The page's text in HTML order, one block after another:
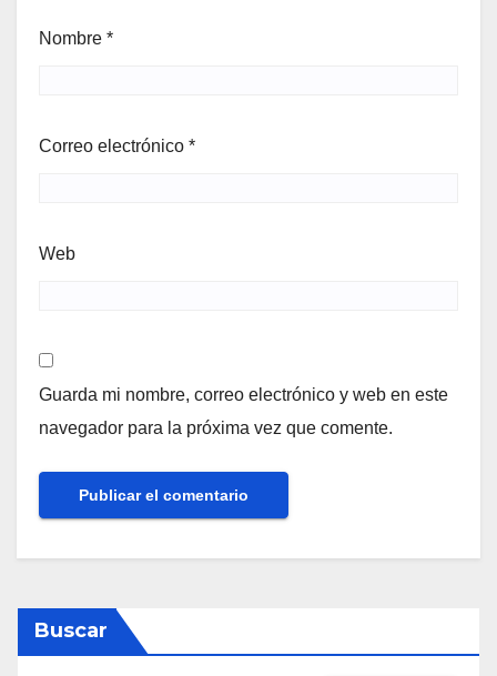
Nombre *
Correo electrónico *
Web
Guarda mi nombre, correo electrónico y web en este
navegador para la próxima vez que comente.
Buscar